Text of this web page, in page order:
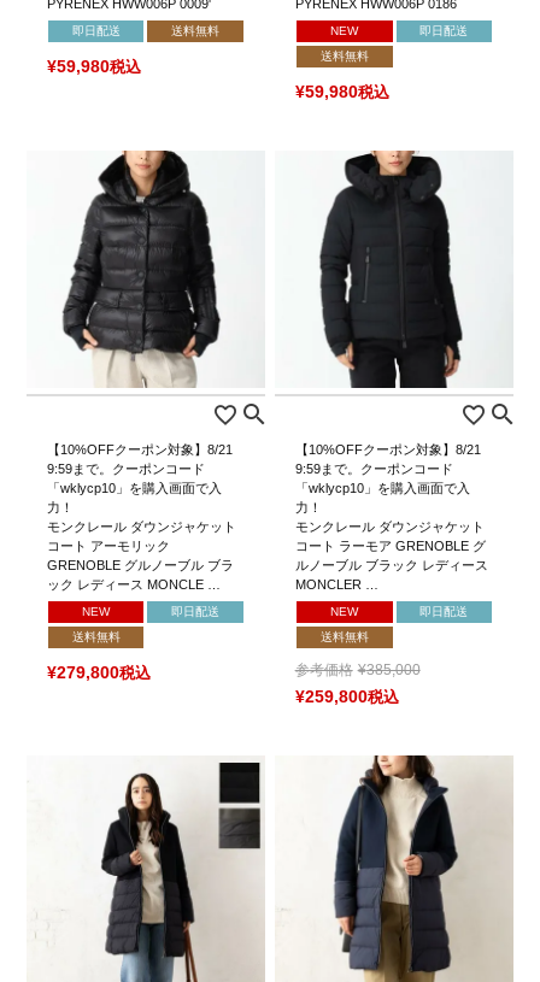
PYRENEX HWW006P 0009'
即日配送 送料無料
¥59,980税込
PYRENEX HWW006P 0186
NEW
即日配送
送料無料
¥59,980税込
【10%OFFクーポン対象】8/21
9:59まで。クーポンコード
「wklycp10」を購入画面で入
力！
モンクレール ダウンジャケット
コート アーモリック
GRENOBLE グルノーブル ブラ
ック レディース MONCLE …
NEW
即日配送
送料無料
¥279,800税込
【10%OFFクーポン対象】8/21
9:59まで。クーポンコード
「wklycp10」を購入画面で入
力！
モンクレール ダウンジャケット
コート ラーモア GRENOBLE グ
ルノーブル ブラック レディース
MONCLER …
NEW
即日配送
送料無料
参考価格 ¥385,000
¥259,800税込